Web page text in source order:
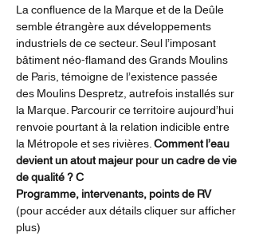
La confluence de la Marque et de la Deûle
semble étrangère aux développements
industriels de ce secteur. Seul l’imposant
bâtiment néo-flamand des Grands Moulins
de Paris, témoigne de l’existence passée
des Moulins Despretz, autrefois installés sur
la Marque. Parcourir ce territoire aujourd’hui
renvoie pourtant à la relation indicible entre
la Métropole et ses rivières. Comment l’eau
devient un atout majeur pour un cadre de vie
de qualité ? C
Programme, intervenants, points de RV
(pour accéder aux détails cliquer sur afficher
plus)